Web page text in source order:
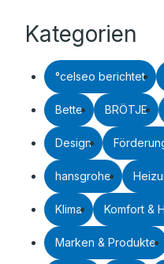
Kategorien
°celseo berichtet
Bette BRÖTJE
Design
hansgrohe
Klima Komfort &
Marken & Produkte